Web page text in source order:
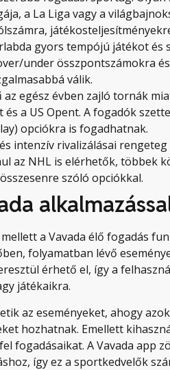
a La Liga vagy a
gyors tempójú játékot és
under összpontszámokra
válik.
egész évben zajló tornák
a US Opent. A fogadók
opciókra is fogadhatnak.
intenzív rivalizálásai rengeteg
az NHL is elérhetők, többek
szóló opciókkal.
a Vavada élő fogadás
folyamatban lévő
érhető el, így a
játékaikra.
az eseményeket, ahogy
hozhatnak. Emellett
fogadásaikat. A Vavada app
így ez a sportkedvelők